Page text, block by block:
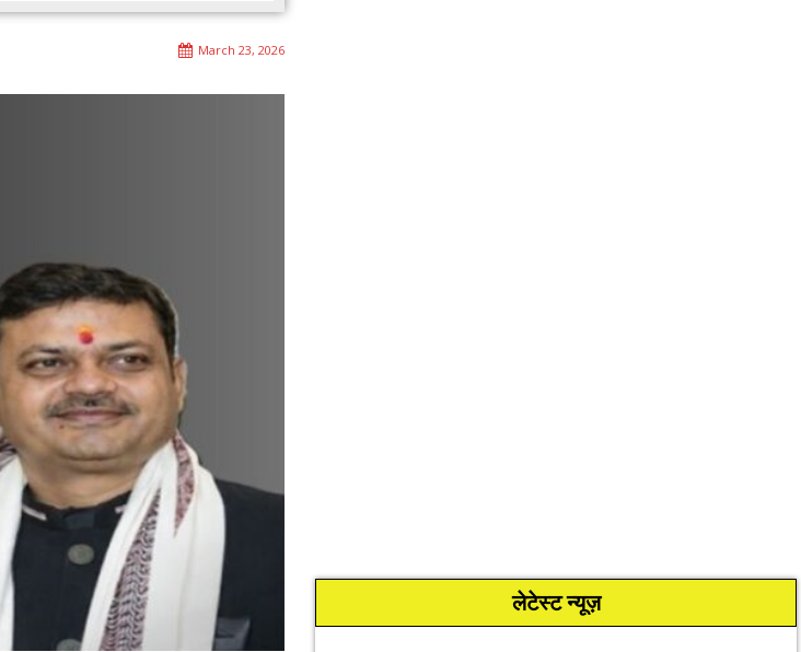
March 23, 2026
लेटेस्ट न्यूज़